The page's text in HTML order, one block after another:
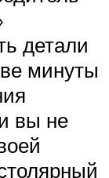
детали
минуты
вы не